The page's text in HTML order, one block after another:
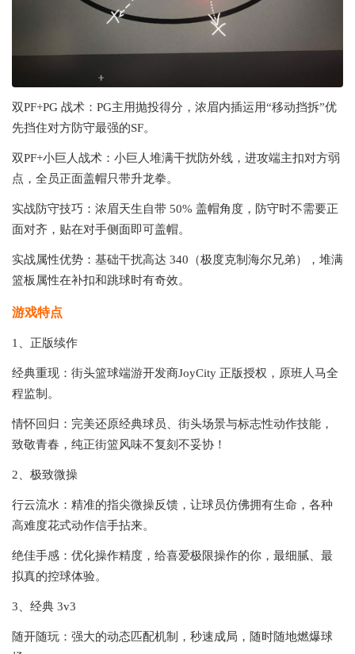
双PF+PG 战术：PG主用抛投得分，浓眉内插运用“移动挡拆”优
先挡住对方防守最强的SF。
双PF+小巨人战术：小巨人堆满干扰防外线，进攻端主扣对方弱
点，全员正面盖帽只带升龙拳。
实战防守技巧：浓眉天生自带 50% 盖帽角度，防守时不需要正
面对齐，贴在对手侧面即可盖帽。
实战属性优势：基础干扰高达 340（极度克制海尔兄弟），堆满
篮板属性在补扣和跳球时有奇效。
游戏特点
1、正版续作
经典重现：街头篮球端游开发商JoyCity 正版授权，原班人马全
程监制。
情怀回归：完美还原经典球员、街头场景与标志性动作技能，
致敬青春，纯正街篮风味不复刻不妥协！
2、极致微操
行云流水：精准的指尖微操反馈，让球员仿佛拥有生命，各种
高难度花式动作信手拈来。
绝佳手感：优化操作精度，给喜爱极限操作的你，最细腻、最
拟真的控球体验。
3、经典 3v3
随开随玩：强大的动态匹配机制，秒速成局，随时随地燃爆球